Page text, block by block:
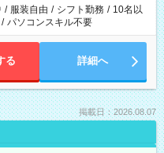
/ 服装自由 / シフト勤務 / 10名以
/ パソコンスキル不要
る 詳細へ
掲載日：2026.08.07